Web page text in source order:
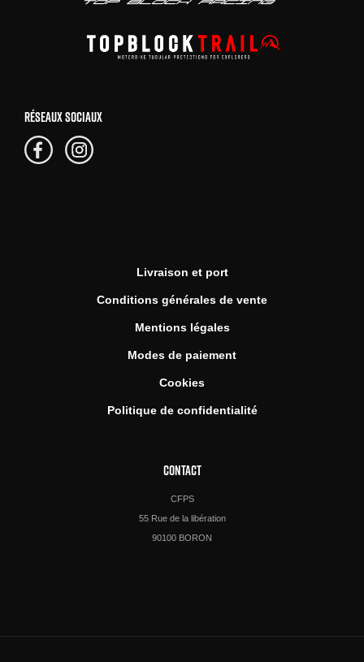
RÉSEAUX SOCIAUX
Livraison et port
Conditions générales de vente
Mentions légales
Modes de paiement
Cookies
Politique de confidentialité
CONTACT
CFPS
55 Rue de la libération
90100 BORON